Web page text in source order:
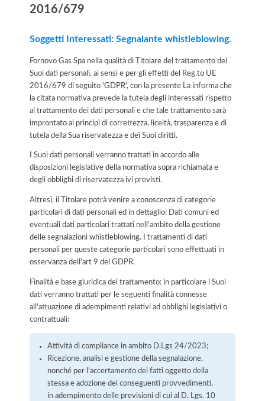
2016/679
Soggetti Interessati: Segnalante whistleblowing.
Fornovo Gas Spa nella qualità di Titolare del trattamento dei
Suoi dati personali, ai sensi e per gli effetti del Reg.to UE
2016/679 di seguito 'GDPR', con la presente La informa che
la citata normativa prevede la tutela degli interessati rispetto
al trattamento dei dati personali e che tale trattamento sarà
improntato ai principi di correttezza, liceità, trasparenza e di
tutela della Sua riservatezza e dei Suoi diritti.
I Suoi dati personali verranno trattati in accordo alle
disposizioni legislative della normativa sopra richiamata e
degli obblighi di riservatezza ivi previsti.
Altresì, il Titolare potrà venire a conoscenza di categorie
particolari di dati personali ed in dettaglio: Dati comuni ed
eventuali dati particolari trattati nell’ambito della gestione
delle segnalazioni whistleblowing. I trattamenti di dati
personali per queste categorie particolari sono effettuati in
osservanza dell'art 9 del GDPR.
Finalità e base giuridica del trattamento: in particolare i Suoi
dati verranno trattati per le seguenti finalità connesse
all'attuazione di adempimenti relativi ad obblighi legislativi o
contrattuali:
Attività di compliance in ambito D.Lgs 24/2023;
Ricezione, analisi e gestione della segnalazione,
nonché per l’accertamento dei fatti oggetto della
stessa e adozione dei conseguenti provvedimenti,
in adempimento delle previsioni di cui al D. Lgs. 10